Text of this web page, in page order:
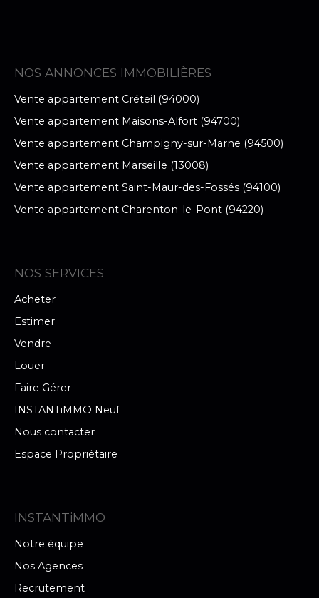
NOS ANNONCES IMMOBILIÈRES
Vente appartement Créteil (94000)
Vente appartement Maisons-Alfort (94700)
Vente appartement Champigny-sur-Marne (94500)
Vente appartement Marseille (13008)
Vente appartement Saint-Maur-des-Fossés (94100)
Vente appartement Charenton-le-Pont (94220)
NOS SERVICES
Acheter
Estimer
Vendre
Louer
Faire Gérer
INSTANTiMMO Neuf
Nous contacter
Espace Propriétaire
INSTANTiMMO
Notre équipe
Nos Agences
Recrutement